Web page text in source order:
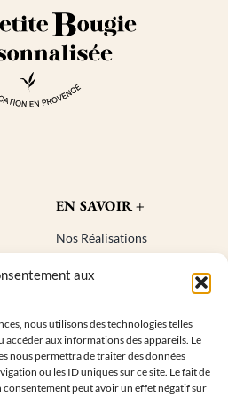
aux
nous utilisons des technologies telles
accéder aux informations des appareils. Le
nous permettra de traiter des données
ou les ID uniques sur ce site. Le fait de
peut avoir un effet négatif sur
EN SAVOIR +
Nos Réalisations
Créer un compte
Faq